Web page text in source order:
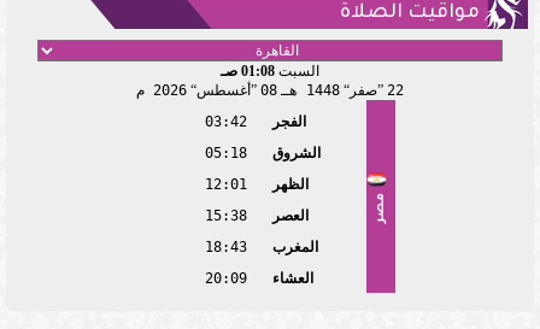
مواقيت الصلاة
السبت 01:08 صـ
22 صفر 1448 هـ 08 أغسطس 2026 م
مصر
الفجر
03:42
الشروق
05:18
الظهر
12:01
العصر
15:38
المغرب
18:43
العشاء
20:09